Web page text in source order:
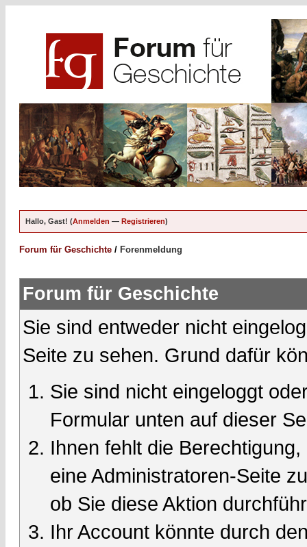
Hallo, Gast! (Anmelden — Registrieren)
Forum für Geschichte / Forenmeldung
Forum für Geschichte
Sie sind entweder nicht
Seite zu sehen. Grund dafür
Sie sind nicht eingeloggt
Formular unten auf dieser
Ihnen fehlt die
eine Administratoren-Seite
ob Sie diese Aktion
Ihr Account könnte durch